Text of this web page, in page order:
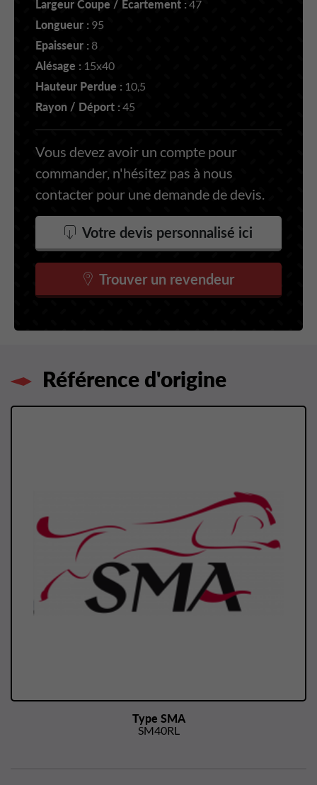
Largeur Coupe / Écartement : 47
Longueur : 95
Epaisseur : 8
Alésage : 15x40
Hauteur Perdue : 10,5
Rayon / Déport :45
Vous devez avoir un compte pour
commander, n'hésitez pas à nous
contacter pour une demande de devis.
Votre devis personnalisé ici
Trouver un revendeur
Référence d'origine
Type SMA
SM40RL